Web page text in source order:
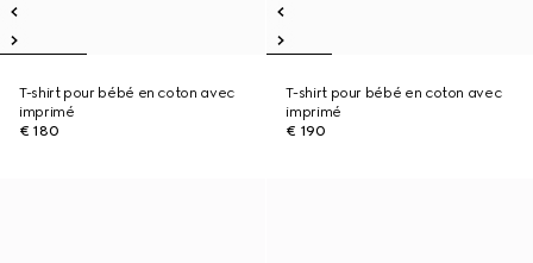
T-shirt pour bébé en coton avec
imprimé
€ 180
T-shirt pour bébé en coton avec
imprimé
€ 190